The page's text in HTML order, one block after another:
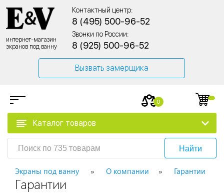
интернет-магазин
экранов под ванну
Контактный центр:
8 (495) 500-96-52
Звонки по России:
8 (925) 500-96-52
Вызвать замерщика
0
Каталог товаров
Найти
Экраны под ванну О компании Гарантии
Гарантии